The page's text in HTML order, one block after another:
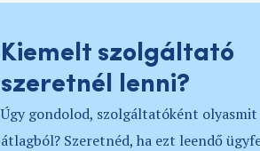
Kiemelt szolgáltató
szeretnél lenni?
Úgy gondolod, szolgáltatóként
átlagból? Szeretnéd, ha ezt leendő